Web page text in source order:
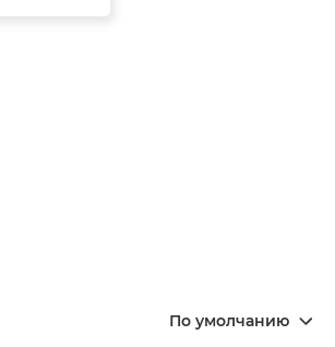
По умолчанию